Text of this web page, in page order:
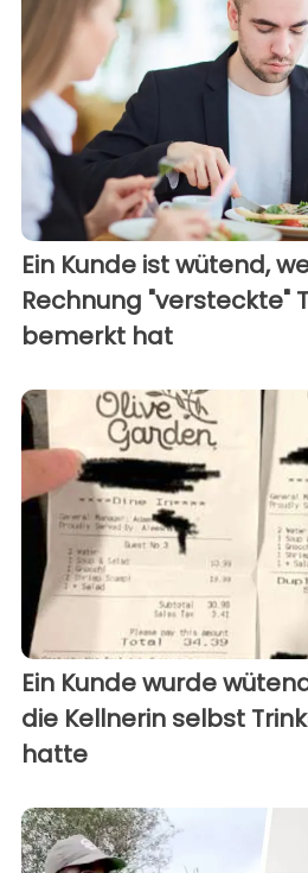
Ein Kunde ist wütend,
Rechnung "versteckte"
bemerkt hat
Ein Kunde wurde
die Kellnerin selbst
hatte